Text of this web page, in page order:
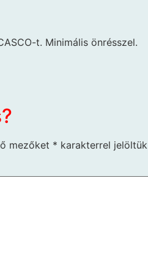
t. Minimális önrésszel.
mezőket * karakterrel jelöltük